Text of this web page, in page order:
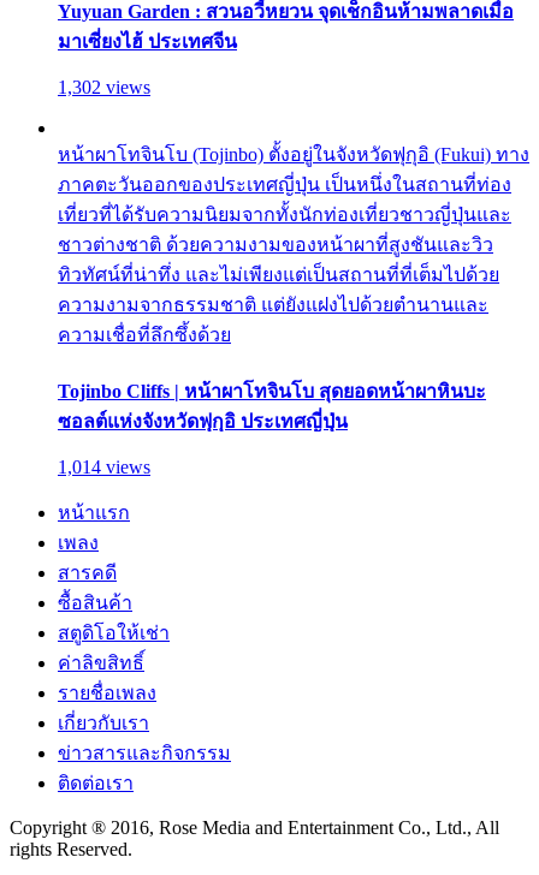
Yuyuan Garden : สวนอวี้หยวน จุดเช็กอินห้ามพลาดเมื่อ
มาเซี่ยงไฮ้ ประเทศจีน
1,302 views
หน้าผาโทจินโบ (Tojinbo) ตั้งอยู่ในจังหวัดฟุกุอิ (Fukui) ทาง
ภาคตะวันออกของประเทศญี่ปุ่น เป็นหนึ่งในสถานที่ท่อง
เที่ยวที่ได้รับความนิยมจากทั้งนักท่องเที่ยวชาวญี่ปุ่นและ
ชาวต่างชาติ ด้วยความงามของหน้าผาที่สูงชันและวิว
ทิวทัศน์ที่น่าทึ่ง และไม่เพียงแต่เป็นสถานที่ที่เต็มไปด้วย
ความงามจากธรรมชาติ แต่ยังแฝงไปด้วยตำนานและ
ความเชื่อที่ลึกซึ้งด้วย
Tojinbo Cliffs | หน้าผาโทจินโบ สุดยอดหน้าผาหินบะ
ซอลต์แห่งจังหวัดฟุกุอิ ประเทศญี่ปุ่น
1,014 views
หน้าแรก
เพลง
สารคดี
ซื้อสินค้า
สตูดิโอให้เช่า
ค่าลิขสิทธิ์
รายชื่อเพลง
เกี่ยวกับเรา
ข่าวสารและกิจกรรม
ติดต่อเรา
Copyright ® 2016, Rose Media and Entertainment Co., Ltd., All
rights Reserved.